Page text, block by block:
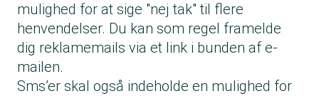
mulighed for at sige "nej tak" til flere
henvendelser. Du kan som regel framelde
dig reklamemails via et link i bunden af e-
mailen.
Sms’er skal også indeholde en mulighed for